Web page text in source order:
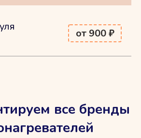
от 900 ₽
все бренды